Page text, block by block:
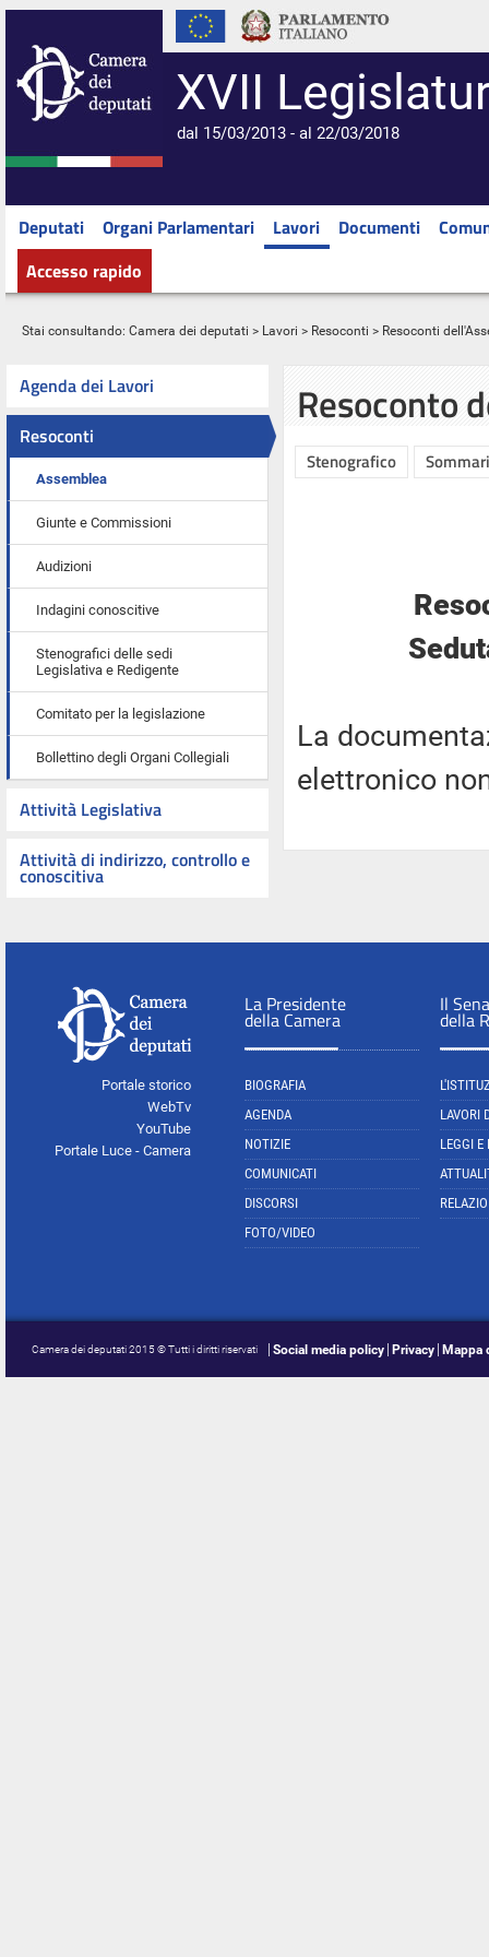
XVII
dal 15/03/2013 - al 22/03/2018
Deputati Organi Parlamentari Lavori Documenti
Accesso rapido
Stai consultando: Camera dei deputati > Lavori > Resoconti > Resoconti
Agenda dei Lavori
Resoconti
Assemblea
Giunte e Commissioni
Audizioni
Indagini conoscitive
Stenografici delle sedi
Legislativa e Redigente
Comitato per la legislazione
Bollettino degli Organi Collegiali
Attività Legislativa
Attività di indirizzo, controllo e
conoscitiva
Resoconto
Stenografico
La
elettronico
Portale storico
WebTv
YouTube
Portale Luce - Camera
La Presidente
della Camera
BIOGRAFIA
AGENDA
NOTIZIE
COMUNICATI
DISCORSI
FOTO/VIDEO
Il
della
LAVORI
LEGGI E
Camera dei deputati 2015 © Tutti i diritti riservati Social media policy Privacy Mappa